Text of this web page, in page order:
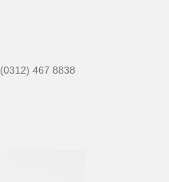
(0312) 467 8838